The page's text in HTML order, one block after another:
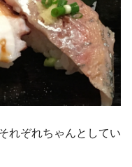
れぞれちゃんとしてい